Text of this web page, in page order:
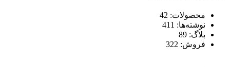
محصولات: 42
نوشته‌ها: 411
بلاگ: 89
فروش: 322